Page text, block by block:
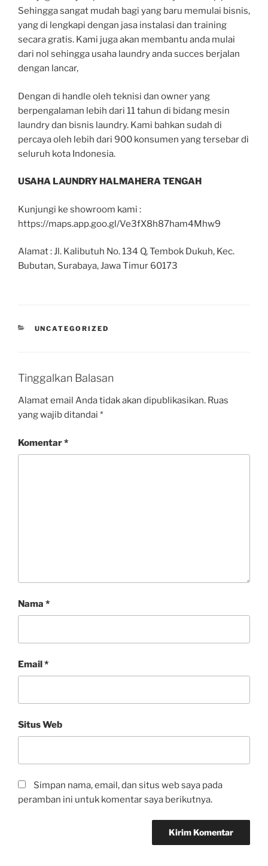
Sehingga sangat mudah bagi yang baru memulai bisnis,
yang di lengkapi dengan jasa instalasi dan training
secara gratis. Kami juga akan membantu anda mulai
dari nol sehingga usaha laundry anda succes berjalan
dengan lancar,
Dengan di handle oleh teknisi dan owner yang
berpengalaman lebih dari 11 tahun di bidang mesin
laundry dan bisnis laundry. Kami bahkan sudah di
percaya oleh lebih dari 900 konsumen yang tersebar di
seluruh kota Indonesia.
USAHA LAUNDRY HALMAHERA TENGAH
Kunjungi ke showroom kami :
https://maps.app.goo.gl/Ve3fX8h87ham4Mhw9
Alamat : Jl. Kalibutuh No. 134 Q, Tembok Dukuh, Kec.
Bubutan, Surabaya, Jawa Timur 60173
UNCATEGORIZED
Tinggalkan Balasan
Alamat email Anda tidak akan dipublikasikan. Ruas
yang wajib ditandai *
Komentar*
Nama *
Email*
Situs Web
Simpan nama, email, dan situs web saya pada
peramban ini untuk komentar saya berikutnya.